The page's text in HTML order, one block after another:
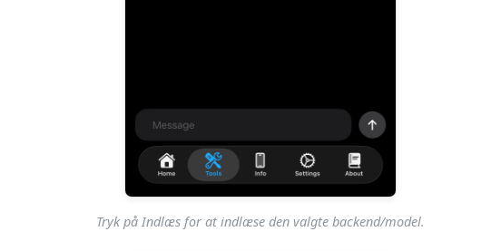
Tryk på Indlæs for at indlæse den valgte backend/model.